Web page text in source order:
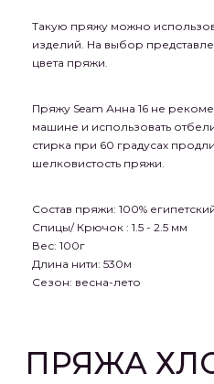
Такую пряжу можно
изделий. На выбор
цвета пряжи.
Пряжу Seam Анна 16 не
машине и использовать
стирка при 60 градусах
шелковистость пряжи.
Состав пряжи: 100%
Спицы/ Крючок : 1.5 - 2.5 мм
Вес: 100г
Длина нити: 530м
Сезон: весна-лето
ПРЯЖА